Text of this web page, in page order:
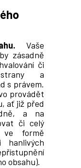
Vaše
zásadně
či
a
s právem.
provádět
ať již před
a na
či celý
ve formě
hanlivých
obsahu).